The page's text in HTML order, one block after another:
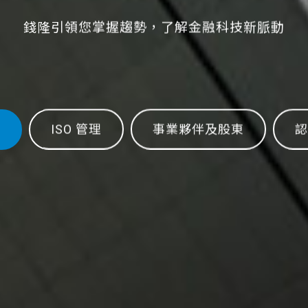
錢隆引領您掌握趨勢，了解金融科技新脈動
ISO 管理 事業夥伴及股東